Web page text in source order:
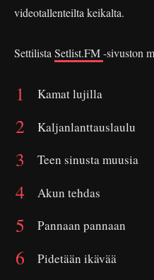
videotallenteilta keikalta.
Settilista Setlist.FM-sivuston
Kamat lujilla
Kaljanlanttauslaulu
Teen sinusta muusia
Akun tehdas
Pannaan pannaan
Pidetään ikävää